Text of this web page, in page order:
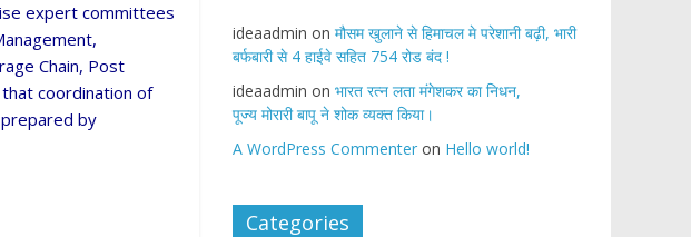
expert committees
Chain, Post
coordination of
by
ideaadmin on मौसम खुलाने से हिमाचल मे परेशानी बढ़ी, भारी
बर्फबारी से 4 हाईवे सहित 754 रोड बंद !
ideaadmin on भारत रत्न लता मंगेशकर का निधन,
पूज्य मोरारी बापू ने शोक व्यक्त किया।
A WordPress Commenter on Hello world!
Categories